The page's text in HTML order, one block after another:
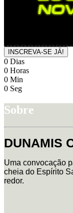
INSCREVA-SE JÁ!
0 Dias
0 Horas
0 Min
0 Seg
Sobre
DUNAMIS
Uma convocação
cheia do Espírito
redor.